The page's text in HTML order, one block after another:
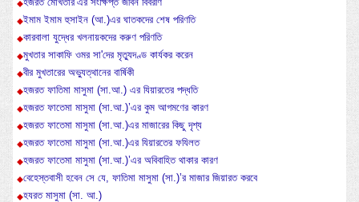
ইমাম ইমাম হুসাইন (আ.)এর ঘাতকদের শেষ পরিণতি
কারবালা যুদ্ধের খলনায়কদের করুণ পরিণতি
মুখতার সাকাফি ওমর সা'দের মৃত্যুদণ্ড কার্যকর করেন
বীর মুখতারের অভ্যুত্থানের বার্ষিকী
হজরত ফাতিমা মাসুমা (সা.আ.) এর যিয়ারতের পদ্ধতি
হজরত ফাতেমা মাসুমা (সা.আ.)’এর কুম আগমণের কারণ
হজরত ফাতেমা মাসুমা (সা.আ.)এর মাজারের কিছু দৃশ্য
হজরত ফাতেমা মাসুমা (সা.আ.)এর যিয়ারতের ফযিলত
হজরত ফাতেমা মাসুমা (সা.আ.)’এর অবিবাহিত থাকার কারণ
বেহেস্তবাসী হবেন সে যে, ফাতিমা মাসুমা (সা.)’র মাজার জিয়ারত করবে
হযরত মাসুমা (সা. আ.)